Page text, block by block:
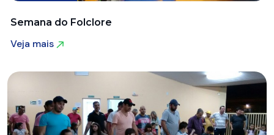
Semana do Folclore
Veja mais